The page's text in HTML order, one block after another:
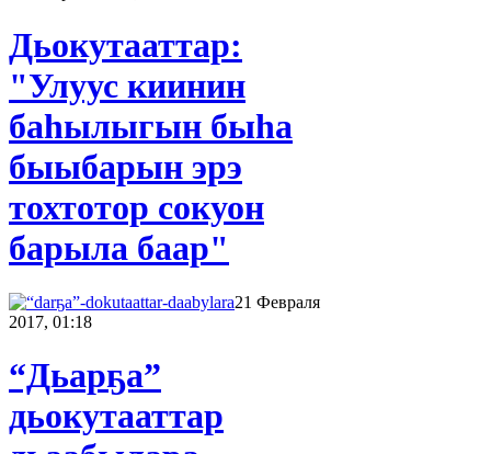
Дьокутааттар:
"Улуус киинин
баһылыгын быһа
быыбарын эрэ
тохтотор сокуон
барыла баар"
21 Февраля
2017, 01:18
“Дьарҕа”
дьокутааттар